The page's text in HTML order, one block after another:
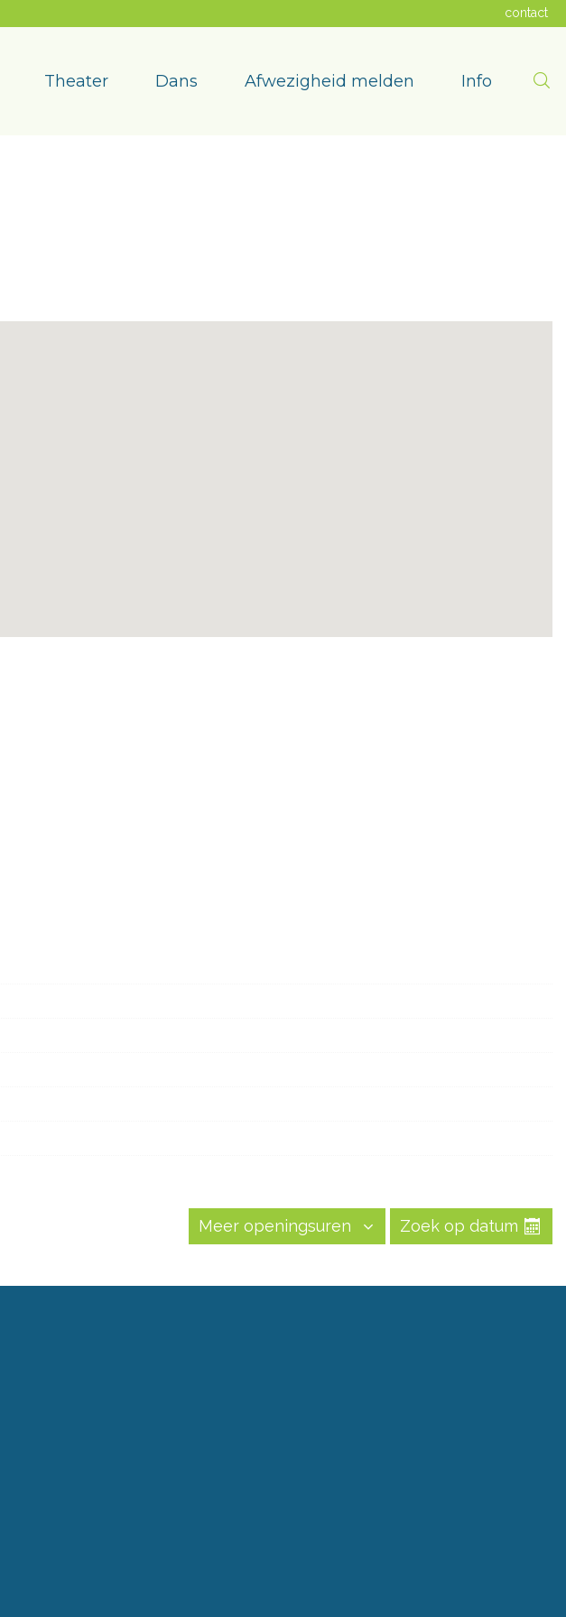
Theater Dans Afwezigheid melden Info
contact
Meer openingsuren Zoek op datum